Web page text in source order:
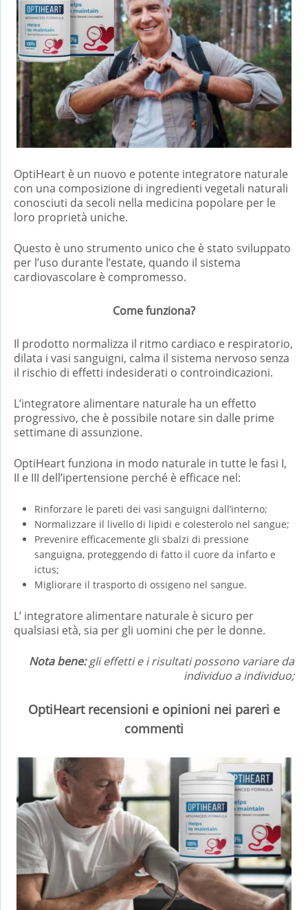
OptiHeart è un nuovo e potente integratore naturale
con una composizione di ingredienti vegetali naturali
conosciuti da secoli nella medicina popolare per le
loro proprietà uniche.
Questo è uno strumento unico che è stato sviluppato
per l’uso durante l’estate, quando il sistema
cardiovascolare è compromesso.
Come funziona?
Il prodotto normalizza il ritmo cardiaco e respiratorio,
dilata i vasi sanguigni, calma il sistema nervoso senza
il rischio di effetti indesiderati o controindicazioni.
L’integratore alimentare naturale ha un effetto
progressivo, che è possibile notare sin dalle prime
settimane di assunzione.
OptiHeart funziona in modo naturale in tutte le fasi I,
II e III dell’ipertensione perché è efficace nel:
Rinforzare le pareti dei vasi sanguigni dall’interno;
Normalizzare il livello di lipidi e colesterolo nel sangue;
Prevenire efficacemente gli sbalzi di pressione
sanguigna, proteggendo di fatto il cuore da infarto e
ictus;
Migliorare il trasporto di ossigeno nel sangue.
L’ integratore alimentare naturale è sicuro per
qualsiasi età, sia per gli uomini che per le donne.
Nota bene:gli effetti e i risultati possono variare da
individuo a individuo;
OptiHeart recensioni e opinioni nei pareri e
commenti